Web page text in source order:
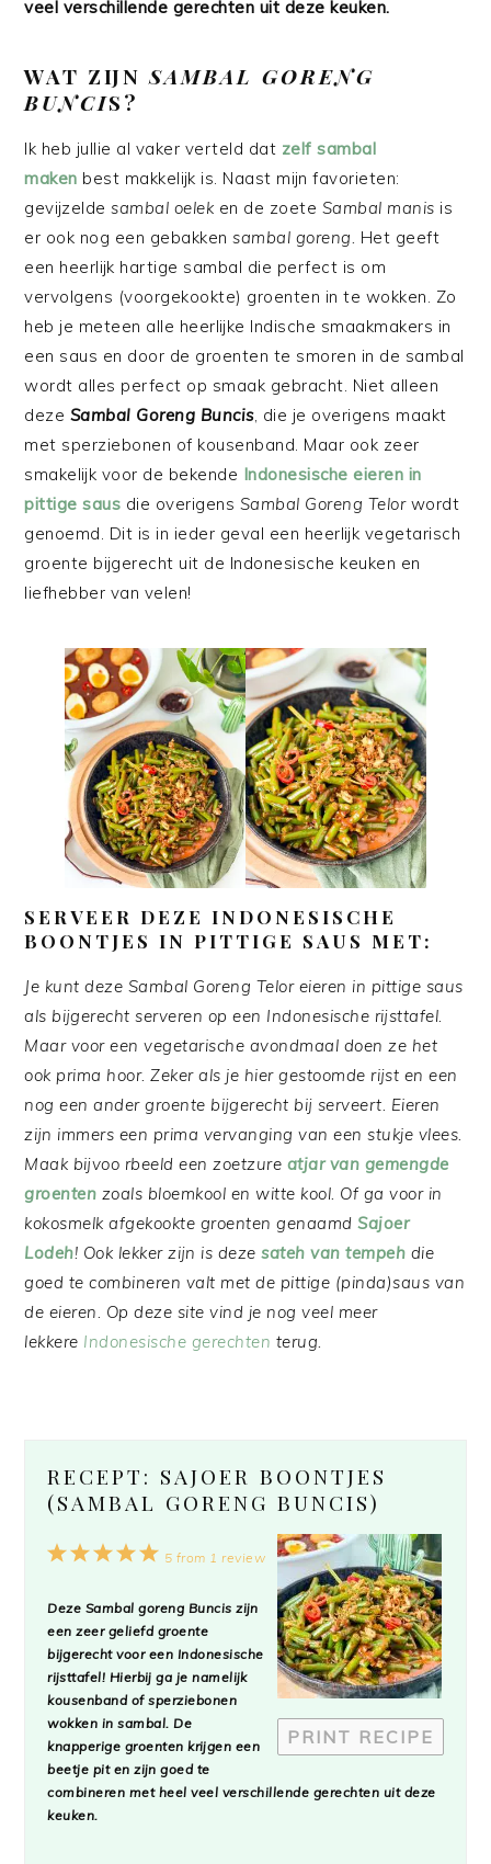
veel verschillende gerechten uit deze keuken.
WAT ZIJNSAMBAL GORENG
BUNCIS?
Ik heb jullie al vaker verteld dat zelf sambal
maken best makkelijk is. Naast mijn favorieten:
gevijzeldesambal oelek en de zoete Sambal manis is
er ook nog een gebakkensambal goreng. Het geeft
een heerlijk hartige sambal die perfect is om
vervolgens (voorgekookte) groenten in te wokken. Zo
heb je meteen alle heerlijke Indische smaakmakers in
een saus en door de groenten te smoren in de sambal
wordt alles perfect op smaak gebracht. Niet alleen
deze Sambal Goreng Buncis, die je overigens maakt
met sperziebonen of kousenband. Maar ook zeer
smakelijk voor de bekende Indonesische eieren in
pittige saus die overigens Sambal Goreng Telor wordt
genoemd. Dit is in ieder geval een heerlijk vegetarisch
groente bijgerecht uit de Indonesische keuken en
liefhebber van velen!
SERVEER DEZE INDONESISCHE
BOONTJES IN PITTIGE SAUS MET:
Je kunt deze Sambal Goreng Telor eieren in pittige saus
als bijgerecht serveren op een Indonesische rijsttafel.
Maar voor een vegetarische avondmaal doen ze het
ook prima hoor. Zeker als je hier gestoomde rijst en een
nog een ander groente bijgerecht bij serveert. Eieren
zijn immers een prima vervanging van een stukje vlees.
Maak bijvoo rbeeld een zoetzure atjar van gemengde
groenten zoals bloemkool en witte kool. Of ga voor in
kokosmelk afgekookte groenten genaamdSajoer
Lodeh! Ook lekker zijn is dezesateh van tempeh die
goed te combineren valt met de pittige (pinda)saus van
de eieren. Op deze site vind je nog veel meer
lekkere Indonesische gerechten terug.
RECEPT: SAJOER BOONTJES
(SAMBAL GORENG BUNCIS)
PRINT RECIPE
5
4
3
2
1
5 from 1 review
Deze Sambal goreng Buncis zijn
een zeer geliefd groente
bijgerecht voor een Indonesische
rijsttafel! Hierbij ga je namelijk
kousenband of sperziebonen
wokken in sambal. De
knapperige groenten krijgen een
beetje pit en zijn goed te
combineren met heel veel verschillende gerechten uit deze
keuken.